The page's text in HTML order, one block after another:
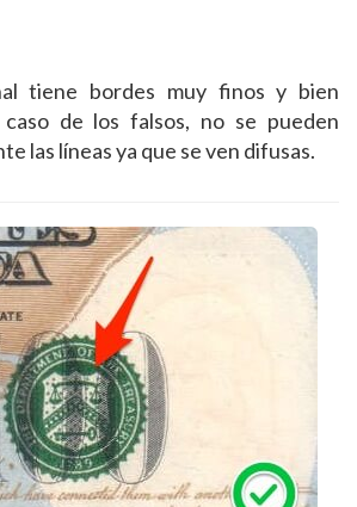
tiene bordes muy finos y bien
de los falsos, no se pueden
las líneas ya que se ven difusas.